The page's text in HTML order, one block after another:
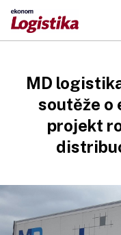
MD
soutěže o
projekt